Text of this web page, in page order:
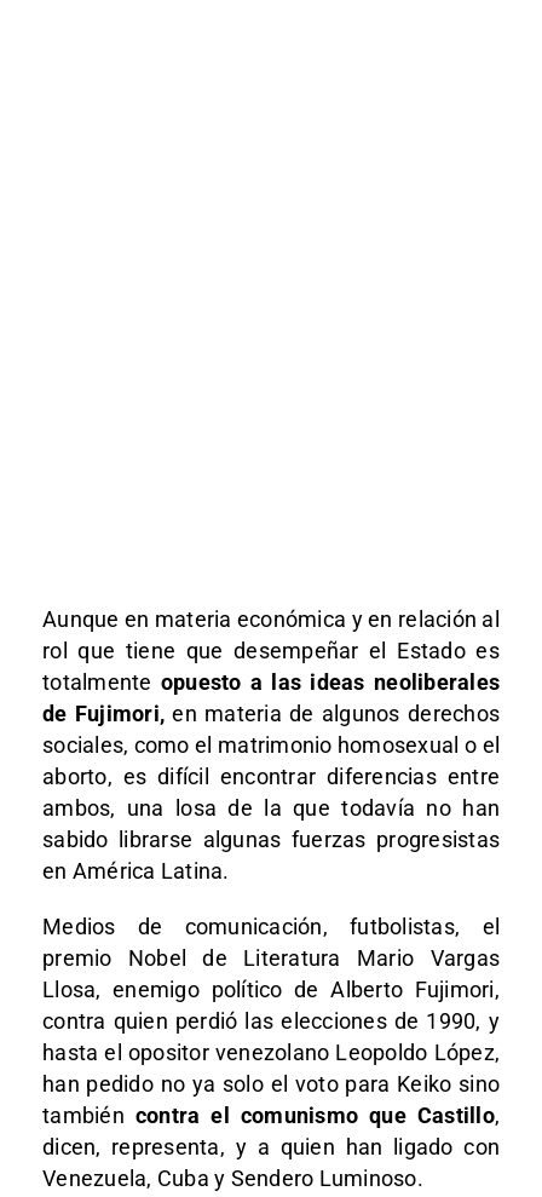
Aunque en materia económica y en relación al
rol que tiene que desempeñar el Estado es
totalmente opuesto a las ideas neoliberales
de Fujimori, en materia de algunos derechos
sociales, como el matrimonio homosexual o el
aborto, es difícil encontrar diferencias entre
ambos, una losa de la que todavía no han
sabido librarse algunas fuerzas progresistas
en América Latina.
Medios de comunicación, futbolistas, el
premio Nobel de Literatura Mario Vargas
Llosa, enemigo político de Alberto Fujimori,
contra quien perdió las elecciones de 1990, y
hasta el opositor venezolano Leopoldo López,
han pedido no ya solo el voto para Keiko sino
también contra el comunismo que Castillo,
dicen, representa, y a quien han ligado con
Venezuela, Cuba y Sendero Luminoso.